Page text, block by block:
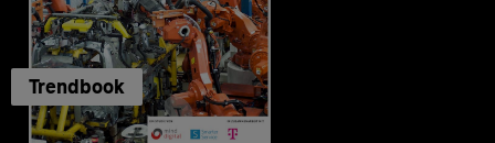
Trendbook